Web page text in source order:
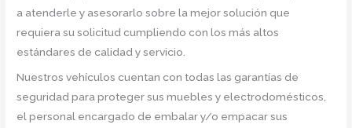
a atenderle y asesorarlo sobre la mejor solución que
requiera su solicitud cumpliendo con los más altos
estándares de calidad y servicio.
Nuestros vehículos cuentan con todas las garantías de
seguridad para proteger sus muebles y electrodomésticos,
el personal encargado de embalar y/o empacar sus